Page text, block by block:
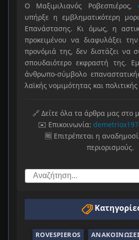
Ο Μαξιμιλιανός Ροβεσπιέρος,
υπήρξε η εμβληματικότερη
Επανάστασης. Κι όμως, η
προκειμένου να διαφυλάξει
προνόμιά της, δεν διστάζει να
σπουδαιότερο εκφραστή της.
άνθρωπο-σύμβολο
λαϊκής νομιμότητας και
🔗 Δείτε όλα τα άρθρα μας στο
✉️ Επικοινωνία:
🆓 Επιτρέπεται η
περιορισμούς.
ROVESPIEROS